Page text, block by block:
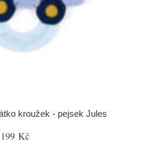
kroužek - pejsek Jules
199 Kč